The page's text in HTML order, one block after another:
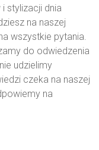
stylizacji dnia
na naszej
wszystkie pytania.
do odwiedzenia
udzielimy
czeka na naszej
na